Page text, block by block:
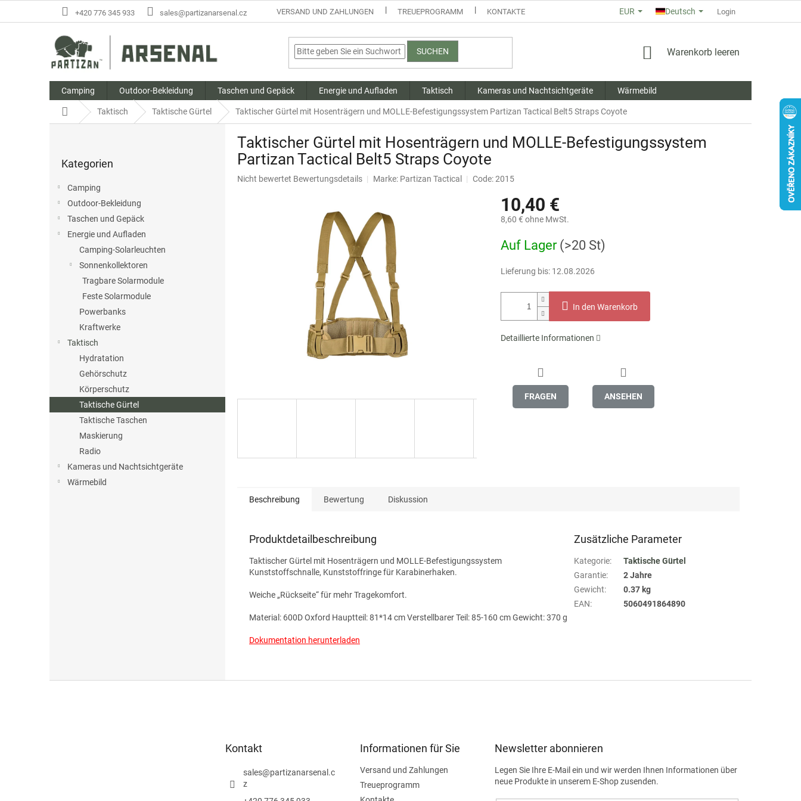
+420 776 345 933 sales@partizanarsenal.cz VERSAND UND ZAHLUNGEN TREUEPROGRAMM KONTAKTE GESCHÄFTSBEWERTUNG ALLGEMEINE
EUR Deutsch Login
SUCHEN WARENKORB
Warenkorb leeren
Camping Outdoor-Bekleidung Taschen und Gepäck Energie und Aufladen Taktisch Kameras und Nachtsichtgeräte Wärmebild
StartseiteTaktisch Taktische Gürtel Taktischer Gürtel mit Hosenträgern und MOLLE-Befestigungssystem Partizan Tactical Belt5 Straps Coyote
überspringen
Kategorien
Camping
Outdoor-Bekleidung
Taschen und Gepäck
Energie und Aufladen
Camping-Solarleuchten
Sonnenkollektoren
Tragbare Solarmodule
Feste Solarmodule
Powerbanks
Kraftwerke
Taktisch
Hydratation
Gehörschutz
Körperschutz
Taktische Gürtel
Taktische Taschen
Maskierung
Radio
Kameras und Nachtsichtgeräte
Wärmebild
Taktischer Gürtel mit Hosenträgern und MOLLE-Befestigungssystem
Partizan Tactical Belt5 Straps Coyote
Die
Nicht bewertet Bewertungsdetails Marke: Partizan Tactical Code: 2015
10,40 €
8,60 € ohne MwSt.
Auf Lager (>20 St)
Lieferung bis: 12.08.2026
In den Warenkorb
Detaillierte Informationen
FRAGEN ANSEHEN
Beschreibung Bewertung Diskussion
Produktdetailbeschreibung
Taktischer Gürtel mit Hosenträgern und MOLLE-Befestigungssystem
Kunststoffschnalle, Kunststoffringe für Karabinerhaken.
Weiche „Rückseite“ für mehr Tragekomfort.
Material: 600D Oxford Hauptteil: 81*14 cm Verstellbarer Teil: 85-160 cm Gewicht: 370 g
Dokumentation herunterladen
Zusätzliche Parameter
Kategorie:
Taktische Gürtel
Garantie:
2 Jahre
Gewicht:
0.37 kg
EAN: 5060491864890
Kontakt
sales@partizanarsenal.c
z
Informationen für Sie
Versand und Zahlungen
Treueprogramm
Newsletter abonnieren
Legen Sie Ihre E-Mail ein und wir werden Ihnen Informationen über
neue Produkte in unserem E-Shop zusenden.